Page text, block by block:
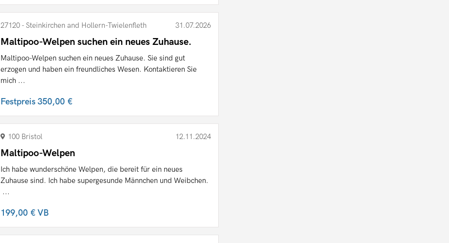
27120 - Steinkirchen and Hollern-Twielenfleth 31.07.2026
Maltipoo-Welpen suchen ein neues Zuhause.
Maltipoo-Welpen suchen ein neues Zuhause. Sie sind gut
erzogen und haben ein freundliches Wesen. Kontaktieren Sie
mich ...
Festpreis350,00 €
100 Bristol 12.11.2024
Maltipoo-Welpen
Ich habe wunderschöne Welpen, die bereit für ein neues
Zuhause sind. Ich habe supergesunde Männchen und Weibchen.
...
199,00 €VB